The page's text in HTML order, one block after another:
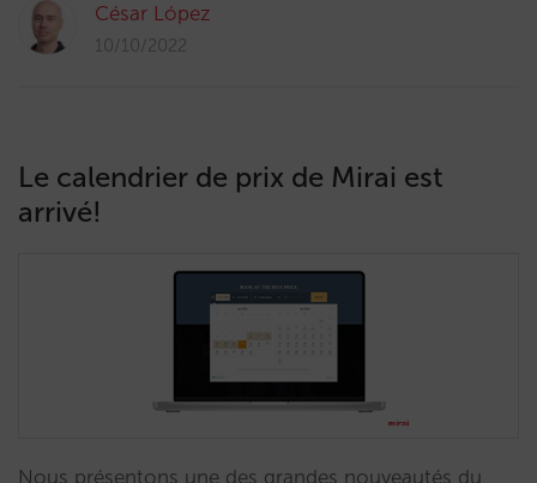
César López
10/10/2022
Le calendrier de prix de Mirai est
arrivé!
Nous présentons une des grandes nouveautés du